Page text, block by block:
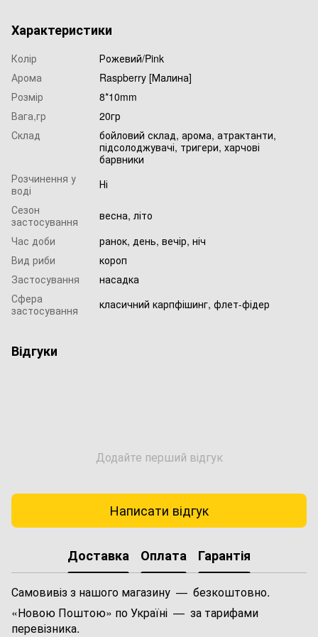
Характеристики
Колір
Рожевий/Pink
Арома
Raspberry [Малина]
Розмір
8*10mm
Вага,гр
20гр
Склад
бойловий склад, арома, атрактанти,
підсолоджувачі, тригери, харчові
барвники
Розчинення у
воді
Ні
Сезон
застосування
весна, літо
Час доби
ранок, день, вечір, ніч
Вид риби
короп
Застосування
насадка
Сфера
застосування
класичний карпфішинг, флет-фідер
Відгуки
Додайте перший відгук
Написати відгук
Доставка Оплата Гарантія
Самовивіз з нашого магазину — безкоштовно.
«Новою Поштою» по Україні — за тарифами
перевізника.